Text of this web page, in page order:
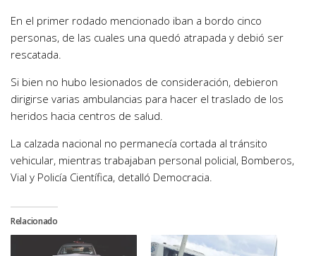
En el primer rodado mencionado iban a bordo cinco
personas, de las cuales una quedó atrapada y debió ser
rescatada.
Si bien no hubo lesionados de consideración, debieron
dirigirse varias ambulancias para hacer el traslado de los
heridos hacia centros de salud.
La calzada nacional no permanecía cortada al tránsito
vehicular, mientras trabajaban personal policial, Bomberos,
Vial y Policía Científica, detalló Democracia.
Relacionado